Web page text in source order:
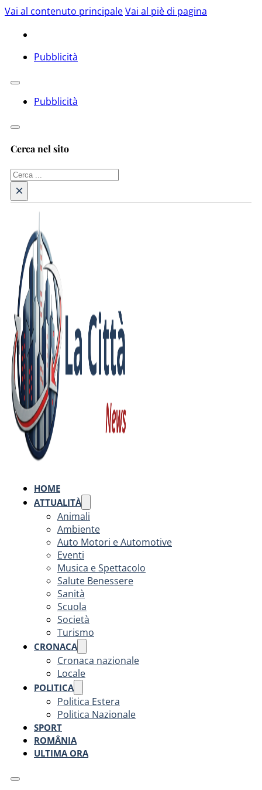
Vai al contenuto principaleVai al piè di pagina
Pubblicità
Pubblicità
Cerca nel sito
Cerca
×
HOME
ATTUALITÀ
Animali
Ambiente
Auto Motori e Automotive
Eventi
Musica e Spettacolo
Salute Benessere
Sanità
Scuola
Società
Turismo
CRONACA
Cronaca nazionale
Locale
POLITICA
Politica Estera
Politica Nazionale
SPORT
ROMÂNIA
ULTIMA ORA